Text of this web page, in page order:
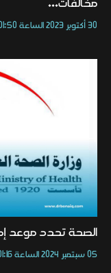
مخالفات...
30 أكتوبر 2023 الساعة 01:50 مساءً
الصحة تحدد موعد
05 سبتمبر 2024 الساعة 01:16 مساءً